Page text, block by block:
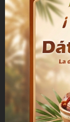
Se recomienda
consumir a la
frescos y secos,
fuertes. Las
significativamente
Detalles del
Producto
Contenido Neto